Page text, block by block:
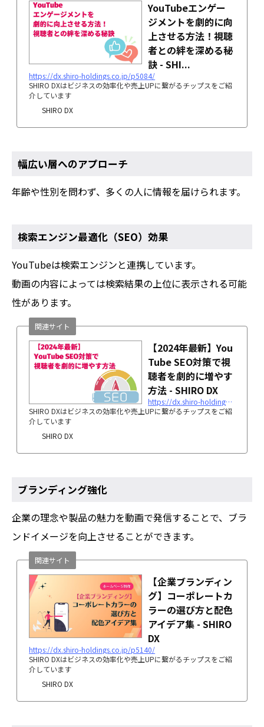
YouTubeエンゲー
ジメントを劇的に向
上させる方法！視聴
者との絆を深める秘
訣 - SHI...
https://dx.shiro-holdings.co.jp/p5084/
SHIRO DXはビジネスの効率化や売上UPに繋がるチップスをご紹
介しています
SHIRO DX
幅広い層へのアプローチ
年齢や性別を問わず、多くの人に情報を届けられます。
検索エンジン最適化（SEO）効果
YouTubeは検索エンジンと連携しています。
動画の内容によっては検索結果の上位に表示される可能
性があります。
【2024年最新】You
Tube SEO対策で視
聴者を劇的に増やす
方法 - SHIRO DX
https://dx.shiro-holdings.co.jp/p5082/
SHIRO DXはビジネスの効率化や売上UPに繋がるチップスをご紹
介しています
SHIRO DX
関連サイト
ブランディング強化
企業の理念や製品の魅力を動画で発信することで、ブラ
ンドイメージを向上させることができます。
【企業ブランディン
グ】コーポレートカ
ラーの選び方と配色
アイデア集 - SHIRO
DX
https://dx.shiro-holdings.co.jp/p5140/
SHIRO DXはビジネスの効率化や売上UPに繋がるチップスをご紹
介しています
SHIRO DX
関連サイト